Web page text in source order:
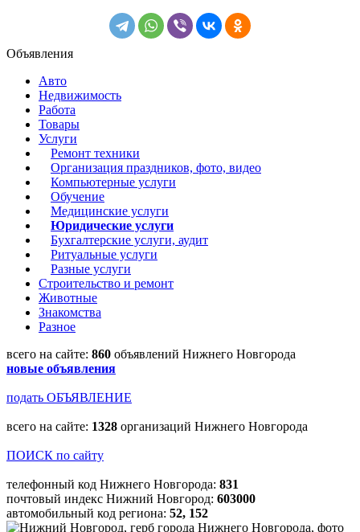
Объявления
Авто
Недвижимость
Работа
Товары
Услуги
Ремонт техники
Организация праздников, фото, видео
Компьютерные услуги
Обучение
Медицинские услуги
Юридические услуги
Бухгалтерские услуги, аудит
Ритуальные услуги
Разные услуги
Строительство и ремонт
Животные
Знакомства
Разное
всего на сайте: 860 объявлений Нижнего Новгорода
новые объявления
подать ОБЪЯВЛЕНИЕ
всего на сайте: 1328 организаций Нижнего Новгорода
ПОИСК по сайту
телефонный код Нижнего Новгорода: 831
почтовый индекс Нижний Новгород: 603000
автомобильный код региона: 52, 152